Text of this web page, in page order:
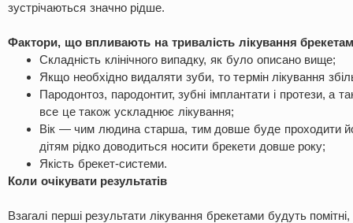
зустрічаються значно рідше.
Фактори, що впливають на тривалість лікування
Складність клінічного випадку, як було описано вище;
Якщо необхідно видаляти зуби, то термін лікування
Пародонтоз, пародонтит, зубні імплантати і протези, а
все це також ускладнює лікування;
Вік — чим людина старша, тим довше буде проходити
дітям рідко доводиться носити брекети довше року;
Якість брекет-системи.
Коли очікувати результатів
Взагалі перші результати лікування брекетами будуть